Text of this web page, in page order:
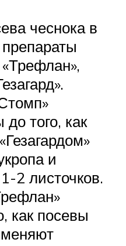
чеснока в
того, как
и
2 листочков.
как посевы